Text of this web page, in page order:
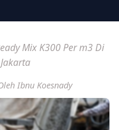
Mix K300 Per m3 Di
Ibnu Koesnady